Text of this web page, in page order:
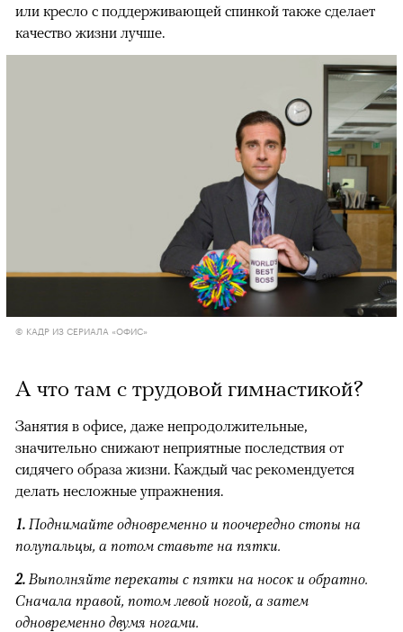
или кресло с поддерживающей спинкой также сделает
качество жизни лучше.
© КАДР ИЗ СЕРИАЛА «ОФИС»
А что там с трудовой гимнастикой?
Занятия в офисе, даже непродолжительные,
значительно снижают неприятные последствия от
сидячего образа жизни. Каждый час рекомендуется
делать несложные упражнения.
1. Поднимайте одновременно и поочередно стопы на
полупальцы, а потом ставьте на пятки.
2. Выполняйте перекаты с пятки на носок и обратно.
Сначала правой, потом левой ногой, а затем
одновременно двумя ногами.